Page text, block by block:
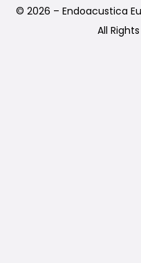
© 2026 – Endoacustica
All